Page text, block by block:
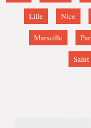
Lille Nice
Marseille